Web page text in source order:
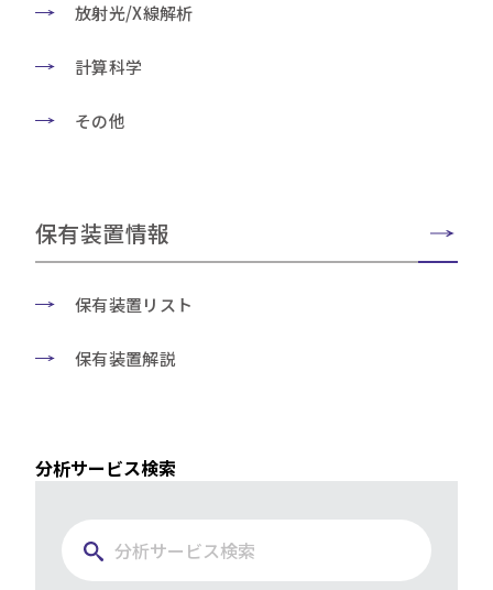
放射光/X線解析
計算科学
その他
保有装置情報
保有装置リスト
保有装置解説
分析サービス検索